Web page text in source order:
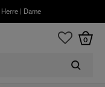
Herre| Dame
0